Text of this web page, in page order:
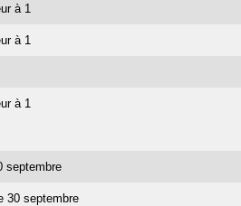
à 1
à 1
à 1
septembre
30 septembre